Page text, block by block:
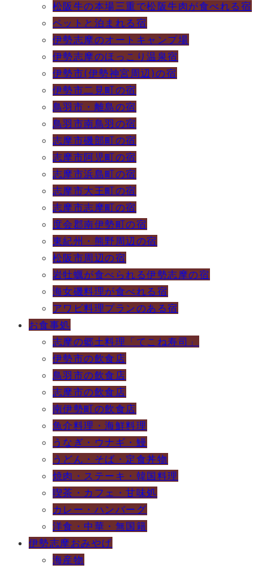
松阪牛の本場三重で松阪牛肉が食べれる宿
ペットと泊まれる宿
伊勢志摩のオートキャンプ場
伊勢志摩のほっこり温泉宿
伊勢市(伊勢神宮周辺)の宿
伊勢市二見町の宿
鳥羽市・離島の宿
鳥羽市南鳥羽の宿
志摩市磯部町の宿
志摩市阿児町の宿
志摩市浜島町の宿
志摩市大王町の宿
志摩市志摩町の宿
度会郡南伊勢町の宿
東紀州・熊野周辺の宿
松阪市周辺の宿
岩牡蠣が食べられる伊勢志摩の宿
海女磯料理が食べれる宿
アワビ料理プランのある宿
お食事処
志摩の郷土料理「てこね寿司」
伊勢市の飲食店
鳥羽市の飲食店
志摩市の飲食店
南伊勢町の飲食店
魚介料理・海鮮料理
うなぎ・ウナギ・鰻
うどん・そば・定食丼物
焼肉・ステーキ・韓国料理
喫茶・カフェ・甘味処
カレー・ハンバーグ
洋食・中華・無国籍
伊勢志摩おみやげ
海産物